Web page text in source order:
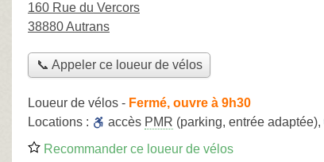
160 Rue du Vercors
38880 Autrans
📞 Appeler ce loueur de vélos
Loueur de vélos - Fermé, ouvre à 9h30
Locations :
accès PMR (parking, entrée adaptée),
Recommander ce loueur de vélos